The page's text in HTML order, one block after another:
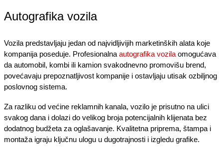
Autografika vozila
Vozila predstavljaju jedan od najvidljivijih marketinških alata koje
kompanija poseduje. Profesionalna autografika vozila omogućava
da automobil, kombi ili kamion svakodnevno promovišu brend,
povećavaju prepoznatljivost kompanije i ostavljaju utisak ozbiljnog
poslovnog sistema.
Za razliku od većine reklamnih kanala, vozilo je prisutno na ulici
svakog dana i dolazi do velikog broja potencijalnih klijenata bez
dodatnog budžeta za oglašavanje. Kvalitetna priprema, štampa i
montaža igraju ključnu ulogu u dugotrajnosti i izgledu grafike.